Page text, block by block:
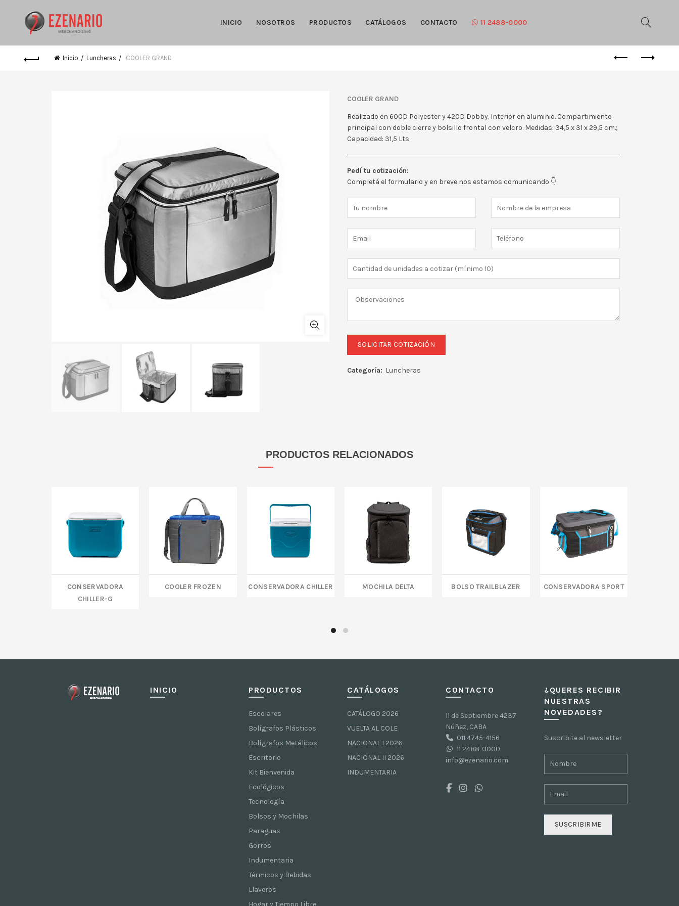
INICIO NOSOTROS PRODUCTOS CATÁLOGOS CONTACTO 11 2488-0000
Inicio Luncheras COOLER GRAND
COOLER GRAND
Realizado en 600D Polyester y 420D Dobby. Interior en aluminio. Compartimiento
principal con doble cierre y bolsillo frontal con velcro. Medidas: 34,5 x 31 x 29,5 cm.;
Capacidad: 31,5 Lts.
Pedí tu cotización:
Completá el formulario y en breve nos estamos comunicando 👇
Categoría: Luncheras
PRODUCTOS RELACIONADOS
CONSERVADORA
CHILLER-G
COOLER FROZEN Conservadora Chiller MOCHILA DELTA Bolso Trailblazer Conservadora Sport
INICIO PRODUCTOS
Escolares
Bolígrafos Plásticos
Bolígrafos Metálicos
Escritorio
Kit Bienvenida
Ecológicos
Tecnología
Bolsos y Mochilas
Paraguas
Gorros
Indumentaria
Térmicos y Bebidas
Llaveros
Hogar y Tiempo Libre
CATÁLOGOS
CATÁLOGO 2026
VUELTA AL COLE
NACIONAL I 2026
NACIONAL II 2026
INDUMENTARIA
CONTACTO
11 de Septiembre 4237
Núñez, CABA
011 4745-4156
11 2488-0000
info@ezenario.com
¿QUERES RECIBIR
NUESTRAS
NOVEDADES?
Suscribite al newsletter